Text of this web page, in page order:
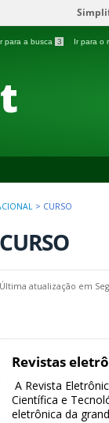
para a busca 3 Ir para o
> CURSO
CURSO
Última atualização em
Revistas
A Revista
Científica e
eletrônica da